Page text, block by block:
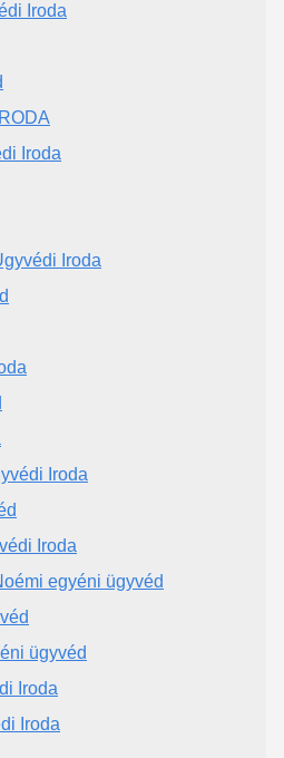
Iroda
Iroda
Iroda
Iroda
Iroda
egyéni ügyvéd
ügyvéd
Iroda
Iroda